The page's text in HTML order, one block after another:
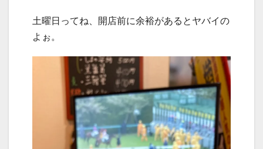
土曜日ってね、開店前に余裕があるとヤバイの
よぉ。